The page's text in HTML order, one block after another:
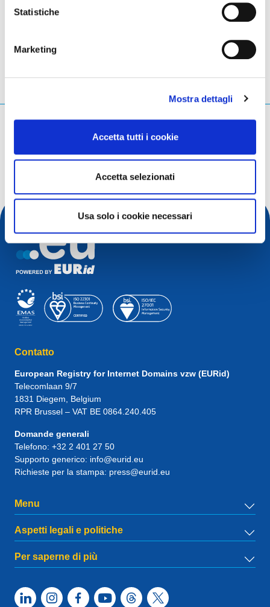
Statistiche
Marketing
Mostra dettagli
Accetta tutti i cookie
Accetta selezionati
Usa solo i cookie necessari
Contatto
European Registry for Internet Domains vzw (EURid)
Telecomlaan 9/7
1831 Diegem , Belgium
RPR Brussel – VAT BE 0864.240.405
Domande generali
Telefono: +32 2 401 27 50
Supporto generico: info@eurid.eu
Richieste per la stampa: press@eurid.eu
Menu
Aspetti legali e politiche
Per saperne di più